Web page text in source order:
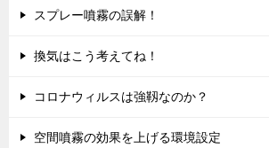
スプレー噴霧の誤解！
換気はこう考えてね！
コロナウィルスは強靱なのか？
空間噴霧の効果を上げる環境設定